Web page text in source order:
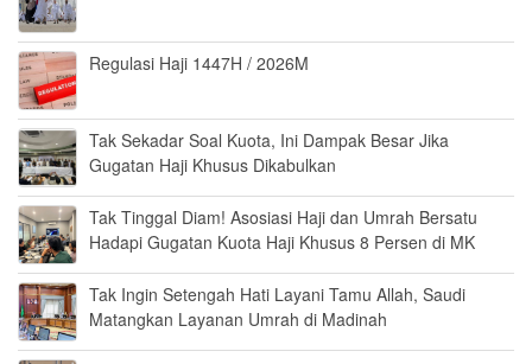
Regulasi Haji 1447H / 2026M
Tak Sekadar Soal Kuota, Ini Dampak Besar Jika
Gugatan Haji Khusus Dikabulkan
Tak Tinggal Diam! Asosiasi Haji dan Umrah Bersatu
Hadapi Gugatan Kuota Haji Khusus 8 Persen di MK
Tak Ingin Setengah Hati Layani Tamu Allah, Saudi
Matangkan Layanan Umrah di Madinah